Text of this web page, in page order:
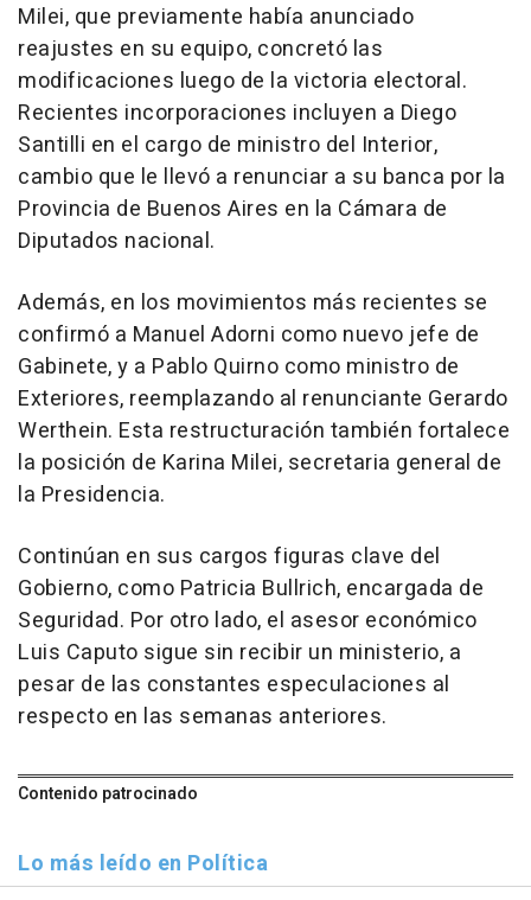
Milei, que previamente había anunciado
reajustes en su equipo, concretó las
modificaciones luego de la victoria electoral.
Recientes incorporaciones incluyen a Diego
Santilli en el cargo de ministro del Interior,
cambio que le llevó a renunciar a su banca por la
Provincia de Buenos Aires en la Cámara de
Diputados nacional.
Además, en los movimientos más recientes se
confirmó a Manuel Adorni como nuevo jefe de
Gabinete, y a Pablo Quirno como ministro de
Exteriores, reemplazando al renunciante Gerardo
Werthein. Esta restructuración también fortalece
la posición de Karina Milei, secretaria general de
la Presidencia.
Continúan en sus cargos figuras clave del
Gobierno, como Patricia Bullrich, encargada de
Seguridad. Por otro lado, el asesor económico
Luis Caputo sigue sin recibir un ministerio, a
pesar de las constantes especulaciones al
respecto en las semanas anteriores.
Contenido patrocinado
Lo más leído en Política